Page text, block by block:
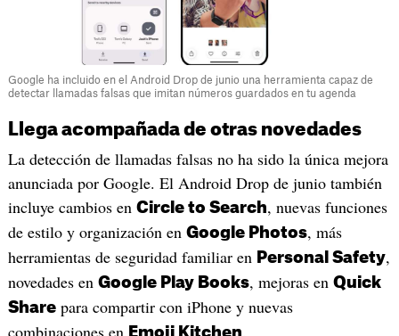
Google ha incluido en el Android Drop de junio una herramienta capaz de
detectar llamadas falsas que imitan números guardados en tu agenda
Llega acompañada de otras novedades
La detección de llamadas falsas no ha sido la única mejora
anunciada por Google. El Android Drop de junio también
incluye cambios en Circle to Search, nuevas funciones
de estilo y organización en Google Photos, más
herramientas de seguridad familiar en Personal Safety,
novedades en Google Play Books, mejoras en Quick
Sharepara compartir con iPhone y nuevas
combinaciones en Emoji Kitchen.